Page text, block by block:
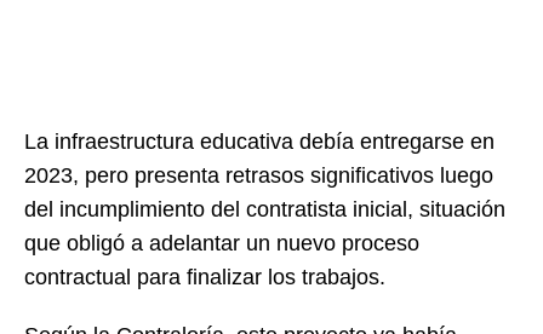
La infraestructura educativa debía entregarse en
2023, pero presenta retrasos significativos luego
del incumplimiento del contratista inicial, situación
que obligó a adelantar un nuevo proceso
contractual para finalizar los trabajos.